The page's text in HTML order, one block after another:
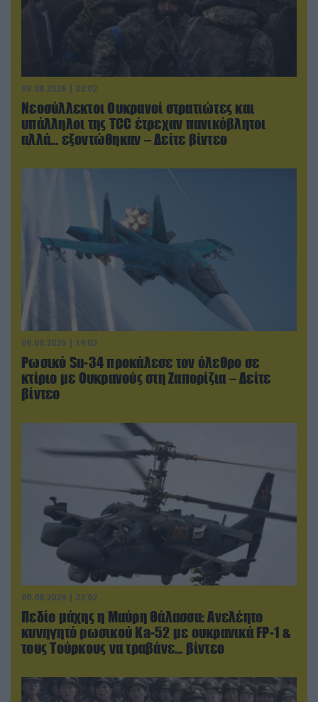
09.08.2026 | 23:02
Νεοσύλλεκτοι Ουκρανοί στρατιώτες και
υπάλληλοι της TCC έτρεχαν πανικόβλητοι
αλλά… εξοντώθηκαν – Δείτε βίντεο
09.08.2026 | 19:02
Ρωσικό Su-34 προκάλεσε τον όλεθρο σε
κτίριο με Ουκρανούς στη Ζαπορίζια – Δείτε
βίντεο
09.08.2026 | 22:02
Πεδίο μάχης η Μαύρη Θάλασσα: Ανελέητο
κυνηγητό ρωσικού Ka-52 με ουκρανικά FP-1 &
τους Τούρκους να τραβάνε… βίντεο